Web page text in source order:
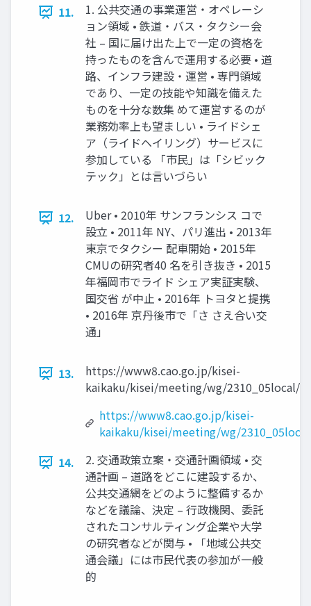
11.
1. 公共交通の事業運営・オペレーシ
ョン領域 • 鉄道・バス・タクシー会
社 – 国に届け出た上で一定の資格を
持ったものを含んで運用する必要 • 道
路、インフラ建設・運営 • 専門領域
であり、一定の技能や知識を備えた
ものを十分な数集 めて運営するのが
業務効率上も望ましい • ライドシェ
ア（ライドヘイリング）サービスに
参加している 「市民」は「シビック
テック」とは言いづらい
12.
Uber • 2010年 サンフランシス コで
設立 • 2011年 NY、パリ進出 • 2013年
東京でタクシー 配車開始 • 2015年
CMUの研究者40 名を引き抜き • 2015
年福岡市でライド シェア実証実験、
国交省 が中止 • 2016年 トヨタと提携
• 2016年 京丹後市で「さ さえ合い交
通」
13.
https://www8.cao.go.jp/kisei-
kaikaku/kisei/meeting/wg/2310_05local/
https://www8.cao.go.jp/kisei-
kaikaku/kisei/meeting/wg/
14.
2. 交通政策立案・交通計画領域 • 交
通計画 – 道路をどこに建設するか、
公共交通網をどのように整備するか
などを議論、決定 – 行政機関、委託
されたコンサルティング企業や大学
の研究者などが関与 • 「地域公共交
通会議」には市民代表の参加が一般
的